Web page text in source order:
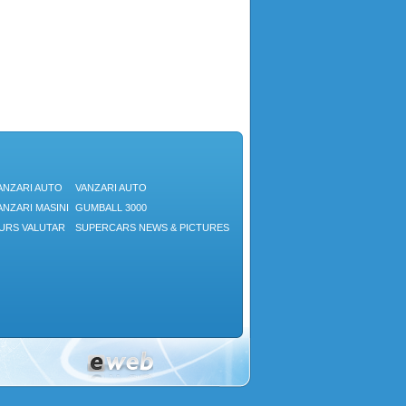
AUTO
MASINI
VALUTAR
VANZARI AUTO
GUMBALL 3000
SUPERCARS NEWS & PICTURES